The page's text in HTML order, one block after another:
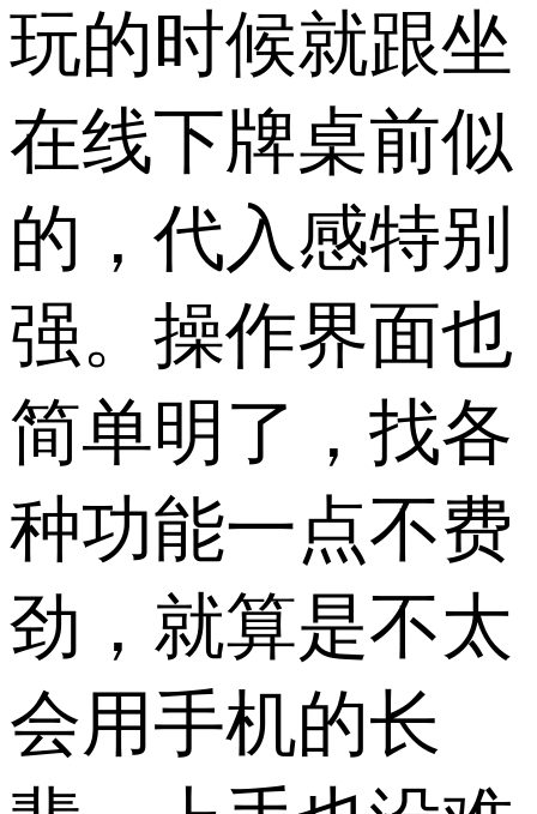
玩的时候就跟坐
在线下牌桌前似
的，代入感特别
强。操作界面也
简单明了，找各
种功能一点不费
劲，就算是不太
会用手机的长